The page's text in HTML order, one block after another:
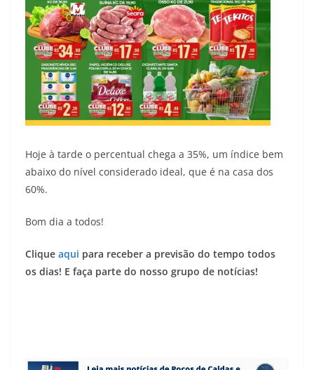
Hoje à tarde o percentual chega a 35%, um índice bem
abaixo do nível considerado ideal, que é na casa dos
60%.
Bom dia a todos!
Clique aqui para receber a previsão do tempo todos
os dias! E faça parte do nosso grupo de notícias!